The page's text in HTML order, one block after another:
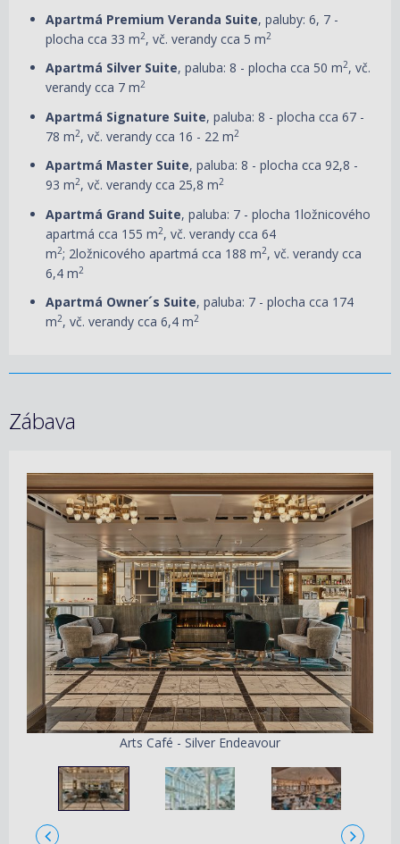
Apartmá Premium Veranda Suite, paluby: 6, 7 -
plocha cca 33 m2, vč. verandy cca 5 m2
Apartmá Silver Suite, paluba: 8 - plocha cca 50 m2, vč.
verandy cca 7 m2
Apartmá Signature Suite, paluba: 8 - plocha cca 67 -
78 m2, vč. verandy cca 16 - 22 m2
Apartmá Master Suite, paluba: 8 - plocha cca 92,8 -
93 m2, vč. verandy cca 25,8 m2
Apartmá Grand Suite, paluba: 7 - plocha 1ložnicového
apartmá cca 155 m2, vč. verandy cca 64
m2; 2ložnicového apartmá cca 188 m2, vč. verandy cca
6,4 m2
Apartmá Owner´s Suite, paluba: 7 - plocha cca 174
m2, vč. verandy cca 6,4 m2
Zábava
Arts Café - Silver Endeavour